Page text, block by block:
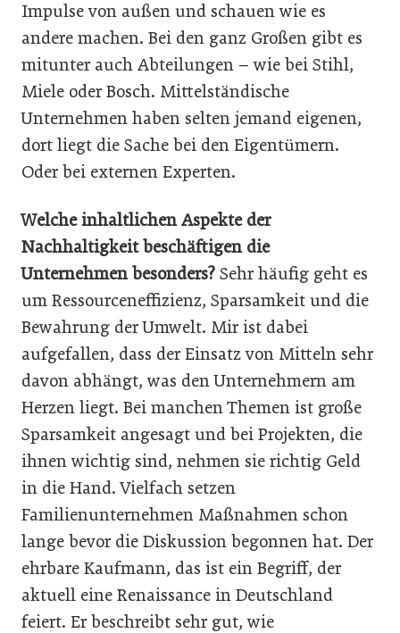
Impulse von außen und schauen wie es
andere machen. Bei den ganz Großen gibt es
mitunter auch Abteilungen – wie bei Stihl,
Miele oder Bosch. Mittelständische
Unternehmen haben selten jemand eigenen,
dort liegt die Sache bei den Eigentümern.
Oder bei externen Experten.
Welche inhaltlichen Aspekte der
Nachhaltigkeit beschäftigen die
Unternehmen besonders? Sehr häufig geht es
um Ressourceneffizienz, Sparsamkeit und die
Bewahrung der Umwelt. Mir ist dabei
aufgefallen, dass der Einsatz von Mitteln sehr
davon abhängt, was den Unternehmern am
Herzen liegt. Bei manchen Themen ist große
Sparsamkeit angesagt und bei Projekten, die
ihnen wichtig sind, nehmen sie richtig Geld
in die Hand. Vielfach setzen
Familienunternehmen Maßnahmen schon
lange bevor die Diskussion begonnen hat. Der
ehrbare Kaufmann, das ist ein Begriff, der
aktuell eine Renaissance in Deutschland
feiert. Er beschreibt sehr gut, wie